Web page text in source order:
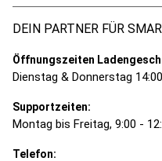
DEIN PARTNER FÜR
Öffnungszeiten
Dienstag & Donnerstag
Supportzeiten:
Montag bis Freitag, 9:00 -
Telefon: